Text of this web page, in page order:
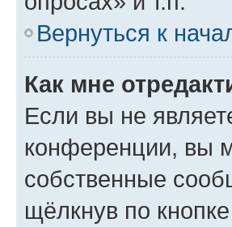
Вернуться к
Как мне
Если вы не
конференции, вы
собственные
щёлкнув по кнопке